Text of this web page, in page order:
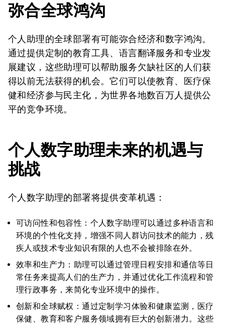
弥合全球鸿沟
个人助理的全球部署有可能弥合经济和数字鸿沟。
通过提供定制的教育工具、语言翻译服务和专业发
展建议，这些助理可以帮助服务欠缺社区的人们获
得以前无法获得的机会。它们可以使教育、医疗保
健和经济参与民主化，为世界各地数百万人提供公
平的竞争环境。
个人数字助理未来的机遇与
挑战
个人数字助理的部署将提供变革机遇：
可访问性和包容性：个人数字助理可以通过多种语言和
环境的个性化支持，增强不同人群访问技术的能力，残
疾人或技术专业知识有限的人也不会被排除在外。
效率和生产力：助理可以通过管理日程安排和通信等日
常任务来提高人们的生产力，并通过优化工作流程和管
理行政事务，来简化专业环境中的操作。
创新和全球赋权：通过定制学习体验和健康监测，医疗
保健、教育和客户服务领域拥有巨大的创新潜力。这些